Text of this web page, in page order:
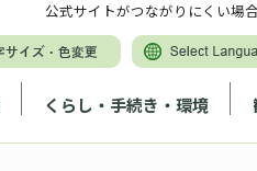
くらし・手続き・環境
公式サイトがつながりにくい場